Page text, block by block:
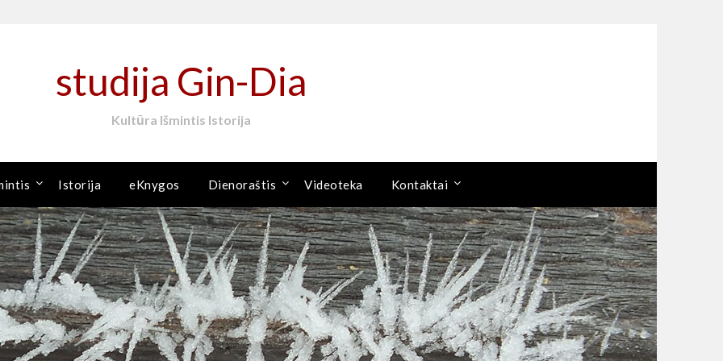
studija Gin-Dia
Kultūra Išmintis Istorija
Istorija eKnygos Dienoraštis Videoteka Kontaktai